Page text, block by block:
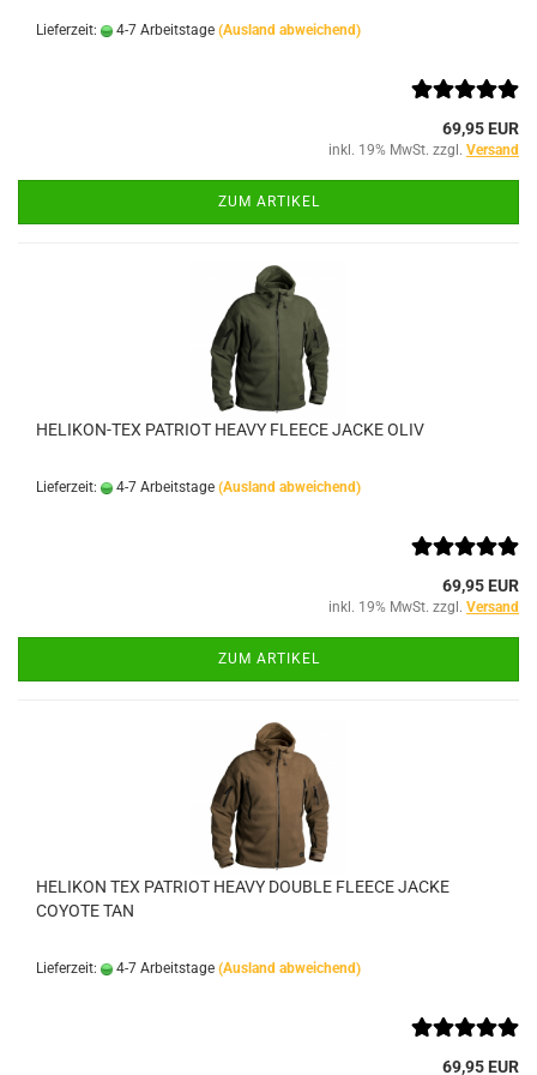
Lieferzeit: 4-7 Arbeitstage (Ausland abweichend)
69,95 EUR
inkl. 19% MwSt. zzgl. Versand
ZUM ARTIKEL
HELIKON-TEX PATRIOT HEAVY FLEECE JACKE OLIV
Lieferzeit: 4-7 Arbeitstage (Ausland abweichend)
69,95 EUR
inkl. 19% MwSt. zzgl. Versand
ZUM ARTIKEL
HELIKON TEX PATRIOT HEAVY DOUBLE FLEECE JACKE
COYOTE TAN
Lieferzeit: 4-7 Arbeitstage (Ausland abweichend)
69,95 EUR